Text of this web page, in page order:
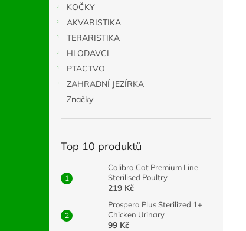
KOČKY
AKVARISTIKA
TERARISTIKA
HLODAVCI
PTACTVO
ZAHRADNÍ JEZÍRKA
Značky
Top 10 produktů
Calibra Cat Premium Line
Sterilised Poultry
219 Kč
Prospera Plus Sterilized 1+
Chicken Urinary
99 Kč